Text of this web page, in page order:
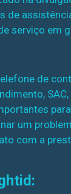
de
serviço em
de
um
com a